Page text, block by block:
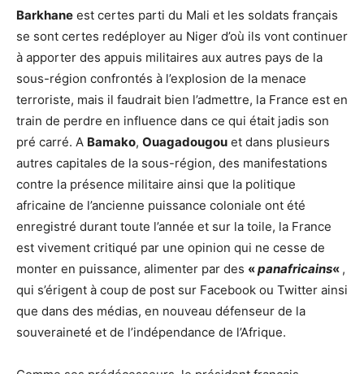
Barkhane est certes parti du Mali et les soldats français
se sont certes redéployer au Niger d’où ils vont continuer
à apporter des appuis militaires aux autres pays de la
sous-région confrontés à l’explosion de la menace
terroriste, mais il faudrait bien l’admettre, la France est en
train de perdre en influence dans ce qui était jadis son
pré carré. A Bamako, Ouagadougou et dans plusieurs
autres capitales de la sous-région, des manifestations
contre la présence militaire ainsi que la politique
africaine de l’ancienne puissance coloniale ont été
enregistré durant toute l’année et sur la toile, la France
est vivement critiqué par une opinion qui ne cesse de
monter en puissance, alimenter par des «panafricains« ,
qui s’érigent à coup de post sur Facebook ou Twitter ainsi
que dans des médias, en nouveau défenseur de la
souveraineté et de l’indépendance de l’Afrique.